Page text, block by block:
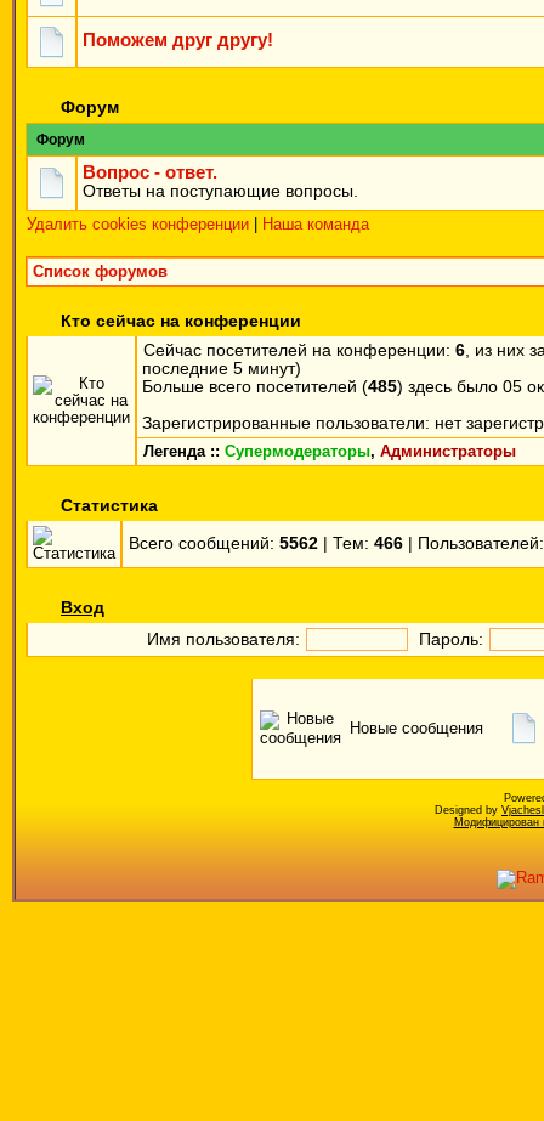
Поможем друг другу!
Форум
Форум
Вопрос - ответ.
Ответы на поступающие вопросы.
Удалить cookies конференции Наша команда
Список форумов
Кто сейчас на конференции
Сейчас посетителей на конференции: 6, из них
последние 5 минут)
Больше всего посетителей (485) здесь было 05
Зарегистрированные пользователи: нет
Легенда :: Супермодераторы, Администраторы
Статистика
Всего сообщений: 5562 | Тем: 466 |
Вход
Имя пользователя: Пароль:
Новые сообщения
Designed by
Модифицирован